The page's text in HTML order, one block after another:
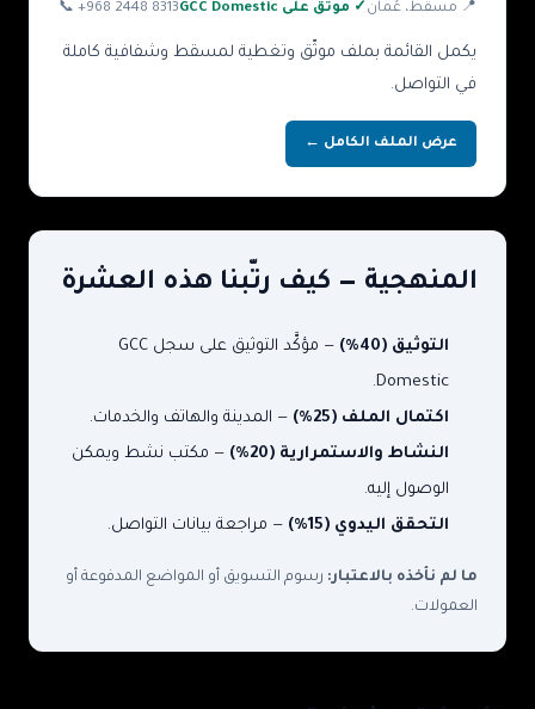
📍 مسقط، عُمان ✓ موثّق على GCC Domestic 📞 +968 2448 8313
يكمل القائمة بملف موثّق وتغطية لمسقط وشفافية كاملة
في التواصل.
عرض الملف الكامل ←
المنهجية — كيف رتّبنا هذه العشرة
التوثيق (40%)
— مؤكَّد التوثيق على سجل GCC
Domestic.
اكتمال الملف (25%)
— المدينة والهاتف والخدمات.
النشاط والاستمرارية (20%)
— مكتب نشط ويمكن
الوصول إليه.
التحقق اليدوي (15%)
— مراجعة بيانات التواصل.
ما لم نأخذه بالاعتبار: رسوم التسويق أو المواضع المدفوعة أو
العمولات.